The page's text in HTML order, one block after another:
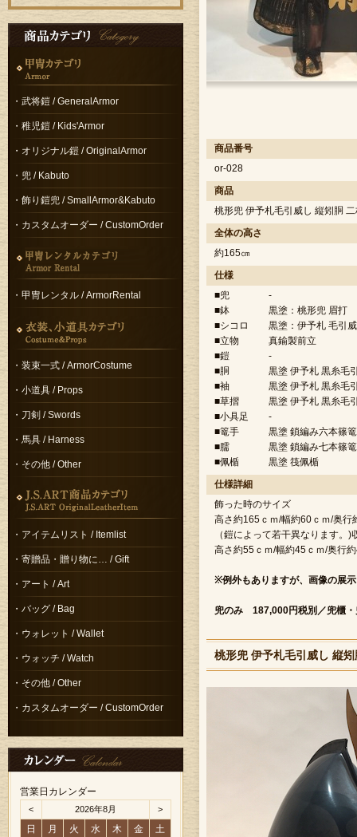
商品番号
or-028
商品
桃形兜 伊予札毛引威し 縦矧胴
全体の高さ
約165㎝
仕様
■兜
-
■鉢
黒塗：桃形兜 眉打
■シコロ
黒塗：伊予札 毛引
■立物
真鍮製前立
■鎧
-
■胴
黒塗 伊予札 黒糸毛
■袖
黒塗 伊予札 黒糸毛
■草摺
黒塗 伊予札 黒糸毛
■小具足
-
■篭手
黒塗 鎖編み六本篠
■臑
黒塗 鎖編み七本篠
■佩楯
黒塗 筏佩楯
仕様詳細
飾った時のサイズ
高さ約165ｃｍ/幅約60ｃｍ/奥行
（鎧によって若干異なります。)
高さ約55ｃｍ/幅約45ｃｍ/奥行
※例外もありますが、画像の展
兜のみ 187,000円税別／兜櫃・
桃形兜 伊予札毛引威し 縦
・武将鎧 / GeneralArmor
・稚児鎧 / Kids'Armor
・オリジナル鎧 / OriginalArmor
・兜 / Kabuto
・飾り鎧兜 / SmallArmor&Kabuto
・カスタムオーダー / CustomOrder
・甲冑レンタル / ArmorRental
・装束一式 / ArmorCostume
・小道具 / Props
・刀剣 / Swords
・馬具 / Harness
・その他 / Other
・アイテムリスト / Itemlist
・寄贈品・贈り物に… / Gift
・アート / Art
・バッグ / Bag
・ウォレット / Wallet
・ウォッチ / Watch
・その他 / Other
・カスタムオーダー / CustomOrder
営業日カレンダー
< 2026年8月 >
日 月 火 水 木 金 土